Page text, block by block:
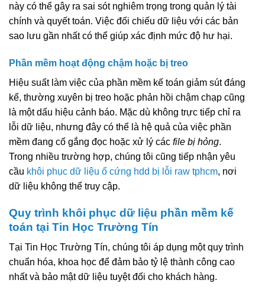
này có thể gây ra sai sót nghiêm trọng trong quản lý tài
chính và quyết toán. Việc đối chiếu dữ liệu với các bản
sao lưu gần nhất có thể giúp xác định mức độ hư hại.
Phần mềm hoạt động chậm hoặc bị treo
Hiệu suất làm việc của phần mềm kế toán giảm sút đáng
kể, thường xuyên bị treo hoặc phản hồi chậm chạp cũng
là một dấu hiệu cảnh báo. Mặc dù không trực tiếp chỉ ra
lỗi dữ liệu, nhưng đây có thể là hệ quả của việc phần
mềm đang cố gắng đọc hoặc xử lý các file bị hỏng.
Trong nhiều trường hợp, chúng tôi cũng tiếp nhận yêu
cầu khôi phục dữ liệu ổ cứng hdd bị lỗi raw tphcm, nơi
dữ liệu không thể truy cập.
Quy trình khôi phục dữ liệu phần mềm kế
toán tại Tin Học Trường Tín
Tại Tin Học Trường Tín, chúng tôi áp dụng một quy trình
chuẩn hóa, khoa học để đảm bảo tỷ lệ thành công cao
nhất và bảo mật dữ liệu tuyệt đối cho khách hàng.